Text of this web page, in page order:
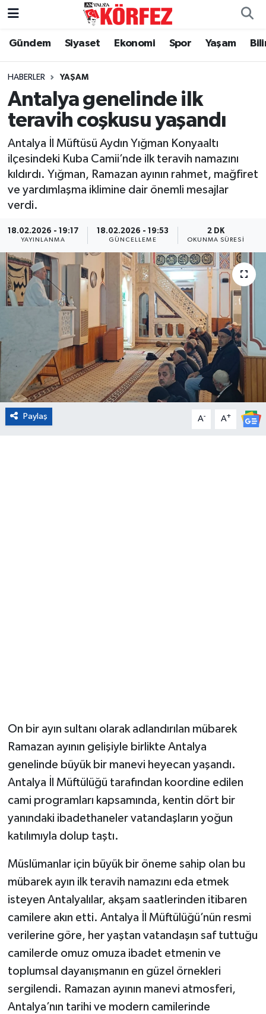
Gündem Siyaset Ekonomi Spor Yaşam
HABERLER YAŞAM
Antalya genelinde ilk
teravih coşkusu yaşandı
Antalya İl Müftüsü Aydın Yığman Konyaaltı
ilçesindeki Kuba Camii’nde ilk teravih namazını
kıldırdı. Yığman, Ramazan ayının rahmet, mağfiret
ve yardımlaşma iklimine dair önemli mesajlar
verdi.
18.02.2026 - 19:17
YAYINLANMA
18.02.2026 - 19:53
GÜNCELLEME
2 DK
OKUNMA SÜRESI
Paylaş A- A+
On bir ayın sultanı olarak adlandırılan mübarek
Ramazan ayının gelişiyle birlikte Antalya
genelinde büyük bir manevi heyecan yaşandı.
Antalya İl Müftülüğü tarafından koordine edilen
cami programları kapsamında, kentin dört bir
yanındaki ibadethaneler vatandaşların yoğun
katılımıyla dolup taştı.
Müslümanlar için büyük bir öneme sahip olan bu
mübarek ayın ilk teravih namazını eda etmek
isteyen Antalyalılar, akşam saatlerinden itibaren
camilere akın etti. Antalya İl Müftülüğü’nün resmi
verilerine göre, her yaştan vatandaşın saf tuttuğu
camilerde omuz omuza ibadet etmenin ve
toplumsal dayanışmanın en güzel örnekleri
sergilendi. Ramazan ayının manevi atmosferi,
Antalya’nın tarihi ve modern camilerinde
Gündem
Siyaset
Yerel Yönetim
Ekonomi
Yaşam
Asayiş
Dünya
Eğitim
Sağlık
Magazin
Turizm
Çevre
Nöbetçi Eczaneler
Hava Durumu
Trafik Durumu
Süper Lig Puan Durumu ve Fikstür
Son Dakika Haberleri
Haber Arşivi